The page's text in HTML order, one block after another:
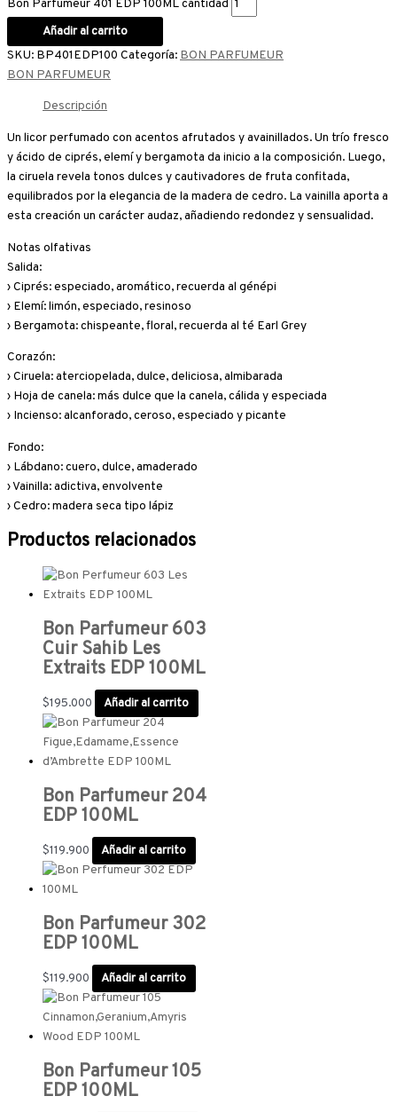
Bon Parfumeur 401 EDP 100ML cantidad
Añadir al carrito
SKU: BP401EDP100 Categoría: BON PARFUMEUR
BON PARFUMEUR
Descripción
Un licor perfumado con acentos afrutados y avainillados. Un trío fresco
y ácido de ciprés, elemí y bergamota da inicio a la composición. Luego,
la ciruela revela tonos dulces y cautivadores de fruta confitada,
equilibrados por la elegancia de la madera de cedro. La vainilla aporta a
esta creación un carácter audaz, añadiendo redondez y sensualidad.
Notas olfativas
Salida:
› Ciprés: especiado, aromático, recuerda al génépi
› Elemí: limón, especiado, resinoso
› Bergamota: chispeante, floral, recuerda al té Earl Grey
Corazón:
› Ciruela: aterciopelada, dulce, deliciosa, almibarada
› Hoja de canela: más dulce que la canela, cálida y especiada
› Incienso: alcanforado, ceroso, especiado y picante
Fondo:
› Lábdano: cuero, dulce, amaderado
› Vainilla: adictiva, envolvente
› Cedro: madera seca tipo lápiz
Productos relacionados
Bon Parfumeur 603
Cuir Sahib Les
Extraits EDP 100ML
$195.000 Añadir al carrito
Bon Parfumeur 204
EDP 100ML
$119.900 Añadir al carrito
Bon Parfumeur 302
EDP 100ML
$119.900 Añadir al carrito
Bon Parfumeur 105
EDP 100ML